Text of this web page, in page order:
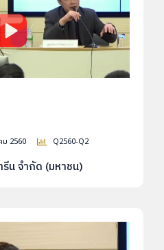
ม 2560 Q2560-Q2
น จำกัด (มหาชน)